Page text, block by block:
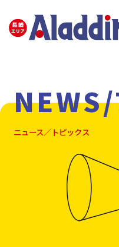
ニュース／トピックス